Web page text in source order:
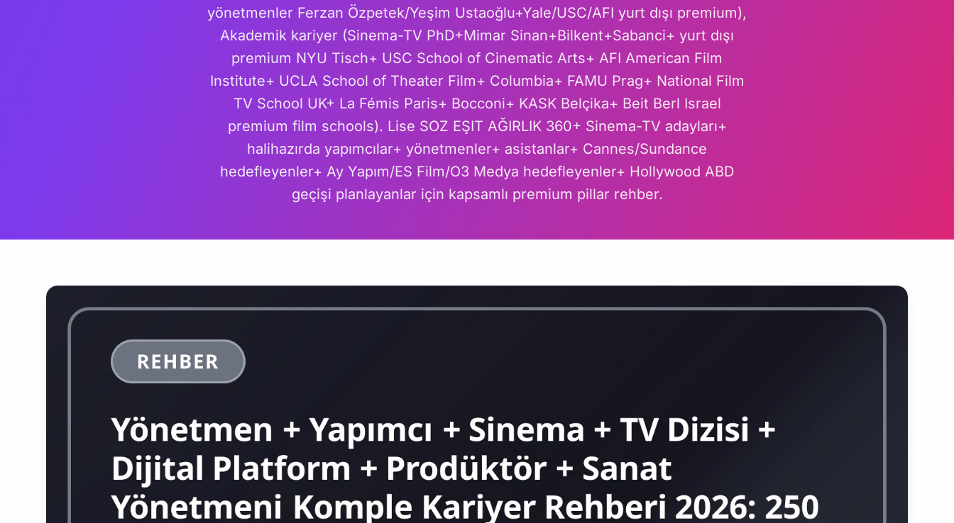
yönetmenler Ferzan Özpetek/Yeşim Ustaoğlu+Yale/USC/AFI yurt dışı premium),
Akademik kariyer (Sinema-TV PhD+Mimar Sinan+Bilkent+Sabanci+ yurt dışı
premium NYU Tisch+ USC School of Cinematic Arts+ AFI American Film
Institute+ UCLA School of Theater Film+ Columbia+ FAMU Prag+ National Film
TV School UK+ La Fémis Paris+ Bocconi+ KASK Belçika+ Beit Berl Israel
premium film schools). Lise SOZ EŞIT AĞIRLIK 360+ Sinema-TV adayları+
halihazırda yapımcılar+ yönetmenler+ asistanlar+ Cannes/Sundance
hedefleyenler+ Ay Yapım/ES Film/O3 Medya hedefleyenler+ Hollywood ABD
geçişi planlayanlar için kapsamlı premium pillar rehber.